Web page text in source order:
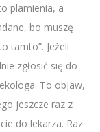
plamienia, a
bo muszę
tamto”. Jeżeli
zgłosić się do
To objaw,
jeszcze raz z
do lekarza. Raz